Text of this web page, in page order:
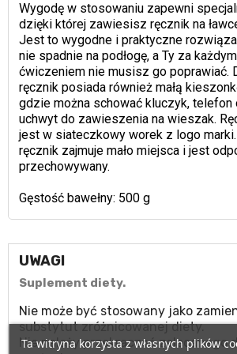
Wygodę w stosowaniu zapewni
dzięki której zawiesisz ręcznik na
Jest to wygodne i praktyczne
nie spadnie na podłogę, a Ty za
ćwiczeniem nie musisz go poprawiać.
ręcznik posiada również małą
gdzie można schować kluczyk, telefon
uchwyt do zawieszenia na wieszak.
jest w siateczkowy worek z logo
ręcznik zajmuje mało miejsca i jest
przechowywany.
Gęstość bawełny: 500 g
UWAGI
Suplement diety.
Nie może być stosowany jako
substytut zróżnicowanej diety.
Nie należy przekraczać zalecanego
Ta witryna korzysta z własnych plików